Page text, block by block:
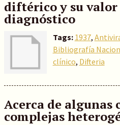
diftérico y su
diagnóstico
Tags: 1937,
Bibliografía
clínico, Difteria
Acerca de algunas
complejas